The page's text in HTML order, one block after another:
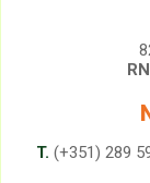
T. (+351) 289